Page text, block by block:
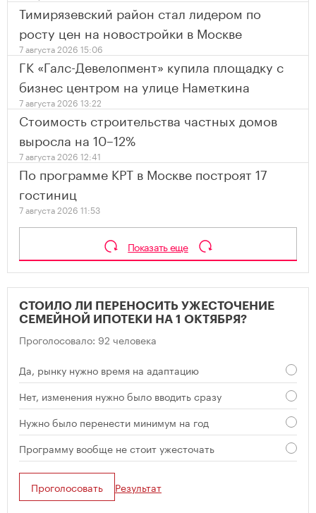
Тимирязевский район стал лидером по
росту цен на новостройки в Москве
7 августа 2026 15:06
ГК «Галс-Девелопмент» купила площадку с
бизнес центром на улице Наметкина
7 августа 2026 13:22
Стоимость строительства частных домов
выросла на 10–12%
7 августа 2026 12:41
По программе КРТ в Москве построят 17
гостиниц
7 августа 2026 11:53
Показать еще
СТОИЛО ЛИ ПЕРЕНОСИТЬ УЖЕСТОЧЕНИЕ
СЕМЕЙНОЙ ИПОТЕКИ НА 1 ОКТЯБРЯ?
Проголосовало: 92 человека
Да, рынку нужно время на адаптацию
Нет, изменения нужно было вводить сразу
Нужно было перенести минимум на год
Программу вообще не стоит ужесточать
Проголосовать Результат